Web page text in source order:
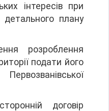
інтересів при
детального плану
розроблення
подати його
договір